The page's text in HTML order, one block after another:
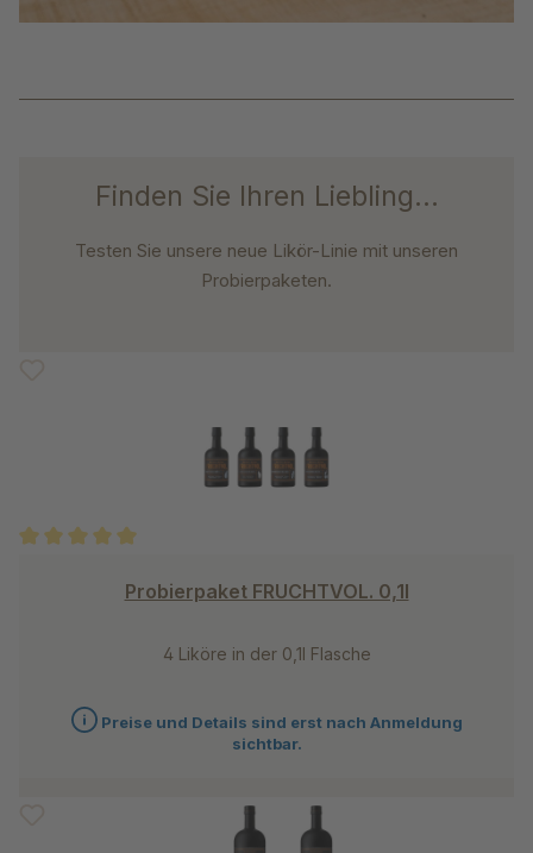
Finden Sie Ihren Liebling...
Testen Sie unsere neue Likör-Linie mit unseren
Probierpaketen.
Probierpaket FRUCHTVOL. 0,1l
4 Liköre in der 0,1l Flasche
Preise und Details sind erst nach Anmeldung
sichtbar.